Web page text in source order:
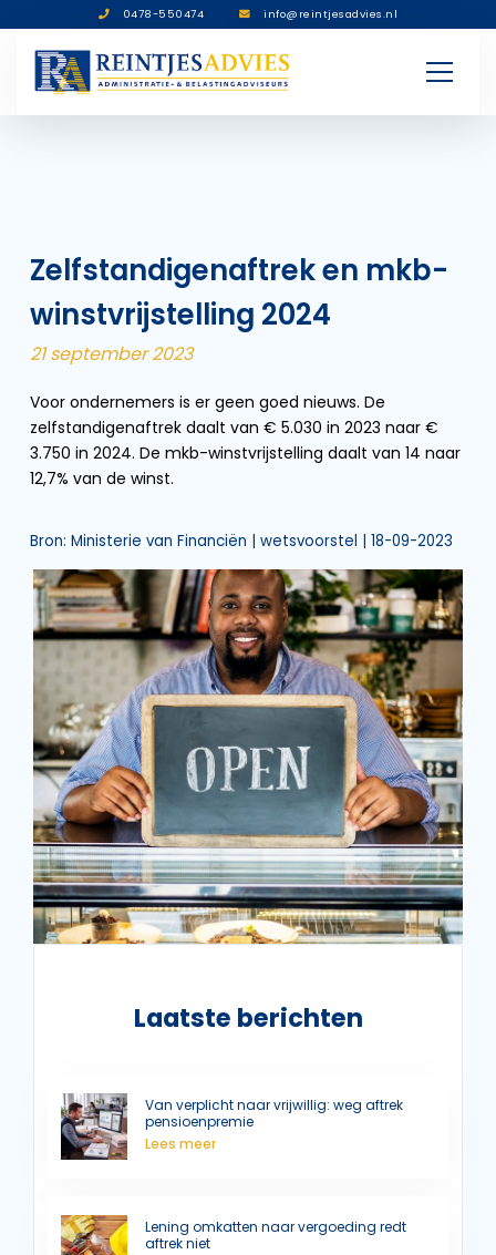
0478-550474 info@reintjesadvies.nl
Zelfstandigenaftrek en mkb-
winstvrijstelling 2024
21 september 2023
Voor ondernemers is er geen goed nieuws. De
zelfstandigenaftrek daalt van € 5.030 in 2023 naar €
3.750 in 2024. De mkb-winstvrijstelling daalt van 14 naar
12,7% van de winst.
Bron: Ministerie van Financiën | wetsvoorstel | 18-09-2023
Laatste berichten
Van verplicht naar vrijwillig: weg aftrek
pensioenpremie
Lees meer
Lening omkatten naar vergoeding redt
aftrek niet